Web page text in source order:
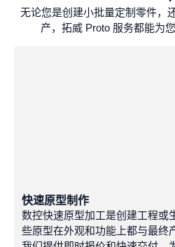
其成为高精度零件的首选。.
折弯机
这种技术使用压力制动器将金
无论您是创建小批量定制零件，
产，拓威 Proto 服务都能为
快速原型制作
数控快速原型加工是创建工程或
些原型在外观和功能上都与最终